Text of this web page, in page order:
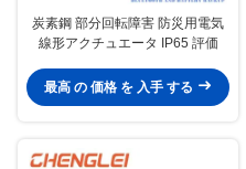
炭素鋼 部分回転障害 防災用電気
線形アクチュエータ IP65 評価
最高 の 価格 を 入手 する